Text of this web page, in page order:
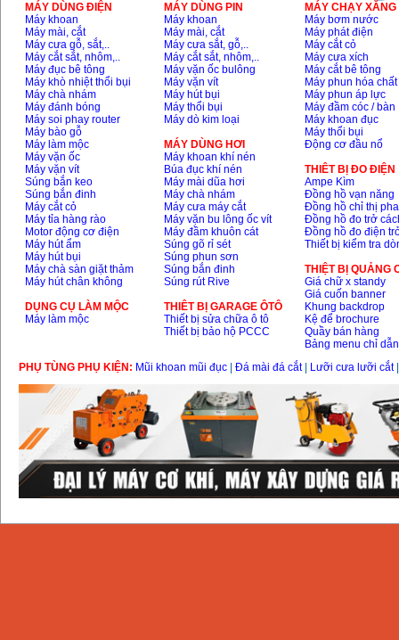
Máy hàn tig que Jasic
tig 200A (W223)
Giá:6800000
MÁY DÙNG ĐIỆN
Máy khoan
Máy mài, cắt
Máy cưa gỗ, sắt,..
Máy cắt sắt, nhôm,..
Máy đục bê tông
Máy khò nhiệt thổi bụi
Máy chà nhám
Máy đánh bóng
Máy soi phay router
Máy bào gỗ
Máy làm mộc
Máy vặn ốc
Máy vặn vít
Súng bắn keo
Súng bắn đinh
Máy cắt cỏ
Máy tỉa hàng rào
Motor động cơ điện
Máy hút ẩm
Máy hút bụi
Máy chà sàn giặt thảm
Máy hút chân không
DỤNG CỤ LÀM MỘC
Máy làm mộc
MÁY DÙNG PIN
Máy khoan
Máy mài, cắt
Máy cưa sắt, gỗ,..
Máy cắt sắt, nhôm,..
Máy vặn ốc bulông
Máy vặn vít
Máy hút bụi
Máy thổi bụi
Máy dò kim loại
MÁY DÙNG HƠI
Máy khoan khí nén
Búa đục khí nén
Máy mài dũa hơi
Máy chà nhám
Máy cưa máy cắt
Máy vặn bu lông ốc vít
Máy đầm khuôn cát
Súng gõ rỉ sét
Súng phun sơn
Súng bắn đinh
Súng rút Rive
THIÊT BỊ GARAGE ÔTÔ
Thiết bị sửa chữa ô tô
Thiết bị bảo hộ PCCC
MÁY CHẠY
Máy bơm nước
Máy phát điện
Máy cắt cỏ
Máy cưa xích
Máy cắt bê tông
Máy phun hóa chất
Máy phun áp lực
Máy đầm cóc / bàn
Máy khoan đục
Máy thổi bụi
Động cơ đầu nổ
THIÊT BỊ ĐO ĐIỆN
Ampe Kìm
Đồng hồ vạn năng
Đồng hồ chỉ thị pha
Đồng hồ đo trở
Đồng hồ đo điện
Thiết bị kiểm tra
THIỆT BỊ QUẢNG
Giá chữ x standy
Giá cuốn banner
Khung backdrop
Kệ để brochure
Quầy bán hàng
Bảng menu chỉ dẫn
PHỤ TÙNG PHỤ KIỆN: Mũi khoan mũi đục Đá mài đá cắt| Lưỡi cưa lưỡi cắt